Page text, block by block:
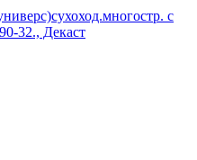
с
32., Декаст